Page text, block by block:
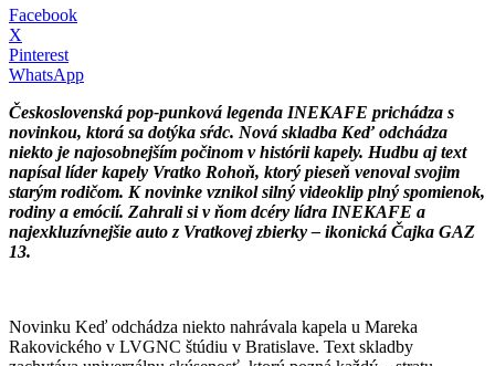
Facebook
X
Pinterest
WhatsApp
Československá pop-punková legenda INEKAFE prichádza s
novinkou, ktorá sa dotýka sŕdc. Nová skladba Keď odchádza
niekto je najosobnejším počinom v histórii kapely. Hudbu aj text
napísal líder kapely Vratko Rohoň, ktorý pieseň venoval svojim
starým rodičom. K novinke vznikol silný videoklip plný spomienok,
rodiny a emócií. Zahrali si v ňom dcéry lídra INEKAFE a
najexkluzívnejšie auto z Vratkovej zbierky – ikonická Čajka GAZ
13.
Novinku Keď odchádza niekto nahrávala kapela u Mareka
Rakovického v LVGNC štúdiu v Bratislave. Text skladby